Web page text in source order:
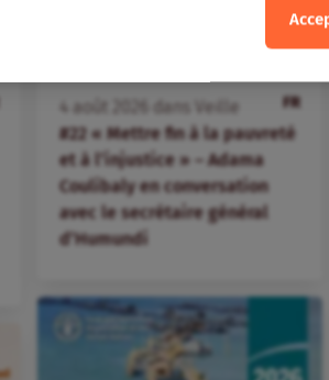
FR
4 août dans
Veille
#22 « Mettre fin à la pauvreté
et à l’injustice » – Adama
Coulibaly en conversation
avec le secrétaire général
d’Humundi